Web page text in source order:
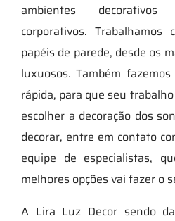
ambientes
corporativos. Trabalhamos
papéis de parede, desde os
luxuosos. Também
rápida, para que seu
escolher a decoração dos
decorar, entre em contato
equipe de especialistas,
melhores opções vai fazer o
A Lira Luz Decor sendo